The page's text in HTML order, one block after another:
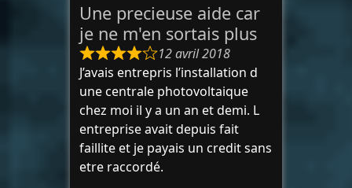
Une precieuse aide car
je ne m'en sortais plus
12 avril 2018
J’avais entrepris l’installation d
une centrale photovoltaique
chez moi il y a un an et demi. L
entreprise avait depuis fait
faillite et je payais un credit sans
etre raccordé.